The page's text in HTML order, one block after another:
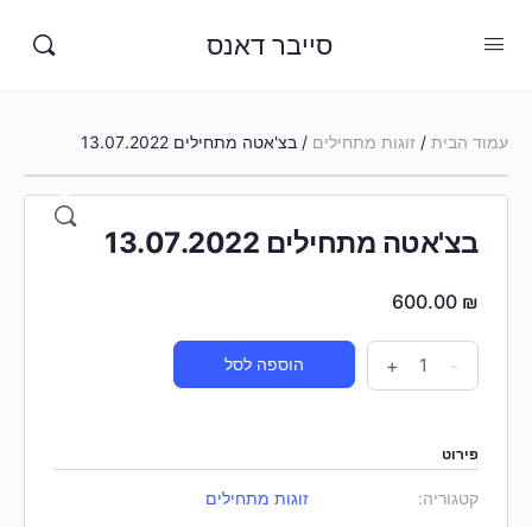
סייבר דאנס
עמוד הבית / זוגות מתחילים / בצ'אטה מתחילים 13.07.2022
בצ'אטה מתחילים 13.07.2022
600.00 ₪
-
+ הוספה לסל
פירוט
קטגוריה: זוגות מתחילים